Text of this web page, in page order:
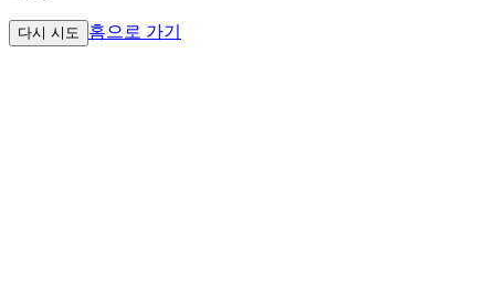
다시 시도 홈으로 가기